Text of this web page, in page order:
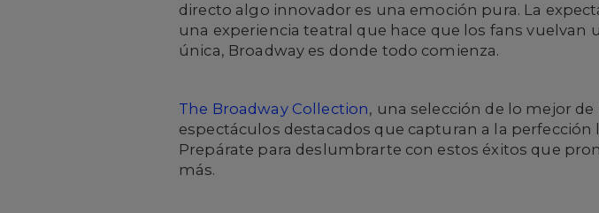
directo algo innovador es una emoción pura. La
una experiencia teatral que hace que los fans vuelvan
única, Broadway es donde todo comienza.
The Broadway Collection, una selección de lo mejor
espectáculos destacados que capturan a la
Prepárate para deslumbrarte con estos éxitos que
más.